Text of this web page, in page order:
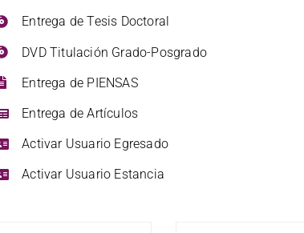
Entrega de Tesis Doctoral
DVD Titulación Grado-Posgrado
Entrega de PIENSAS
Entrega de Artículos
Activar Usuario Egresado
Activar Usuario Estancia